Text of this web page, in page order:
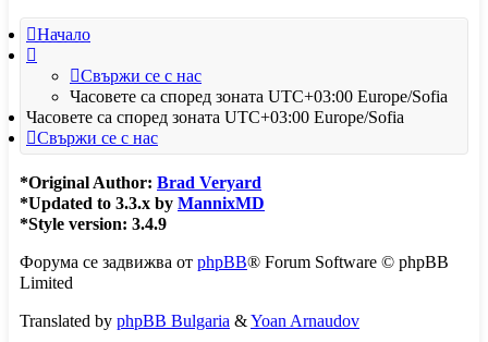
Начало
Свържи се с нас
Часовете са според зоната UTC+03:00 Europe/Sofia
Часовете са според зоната UTC+03:00 Europe/Sofia
Свържи се с нас
*Original Author: Brad Veryard
*Updated to 3.3.x by MannixMD
*Style version: 3.4.9
Форума се задвижва от phpBB® Forum Software © phpBB
Limited
Translated by phpBB Bulgaria &Yoan Arnaudov